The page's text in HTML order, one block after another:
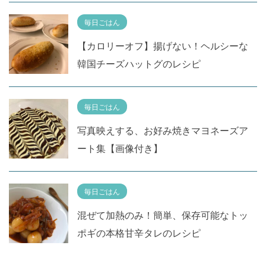
毎日ごはん
【カロリーオフ】揚げない！ヘルシーな
韓国チーズハットグのレシピ
毎日ごはん
写真映えする、お好み焼きマヨネーズア
ート集【画像付き】
毎日ごはん
混ぜて加熱のみ！簡単、保存可能なトッ
ポギの本格甘辛タレのレシピ